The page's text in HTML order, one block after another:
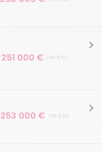
251 000 € TVA 5,5%
253 000 € TVA 5,5%